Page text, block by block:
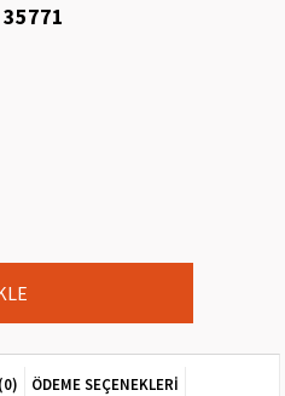
(0)
ÖDEME SEÇENEKLERI